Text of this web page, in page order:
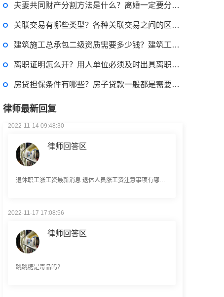
夫妻共同财产分割方法是什么？离婚一定要分一半财产吗？
关联交易有哪些类型？各种关联交易之间的区别是什么？上市公司融资条件有哪些？
建筑施工总承包二级资质需要多少钱？建筑工程施工总承包资质一级资质标准是什么？
离职证明怎么开？用人单位必须及时出具离职证明给员工吗？
房贷担保条件有哪些？房子贷款一般都是需要20个工作日左右吗？
律师最新回复
2022-08-30 09:48:22
律师回答区
2022-11-14 09:48:30
律师回答区
律师回答区
跳跳糖是毒品吗？